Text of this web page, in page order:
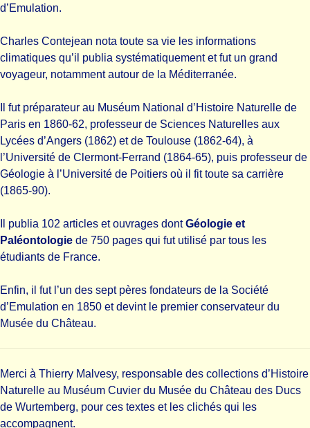
d’Emulation.
Charles Contejean nota toute sa vie les informations
climatiques qu’il publia systématiquement et fut un grand
voyageur, notamment autour de la Méditerranée.
Il fut préparateur au Muséum National d’Histoire Naturelle de
Paris en 1860-62, professeur de Sciences Naturelles aux
Lycées d’Angers (1862) et de Toulouse (1862-64), à
l’Université de Clermont-Ferrand (1864-65), puis professeur de
Géologie à l’Université de Poitiers où il fit toute sa carrière
(1865-90).
Il publia 102 articles et ouvrages dontGéologie et
Paléontologie de 750 pages qui fut utilisé par tous les
étudiants de France.
Enfin, il fut l’un des sept pères fondateurs de la Société
d’Emulation en 1850 et devint le premier conservateur du
Musée du Château.
Merci à Thierry Malvesy, responsable des collections d’Histoire
Naturelle au Muséum Cuvier du Musée du Château des Ducs
de Wurtemberg, pour ces textes et les clichés qui les
accompagnent.